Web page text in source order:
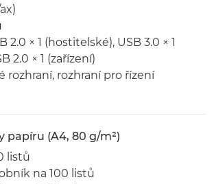
2.0 × 1 (hostitelské), USB 3.0 × 1
2.0 × 1 (zařízení)
rozhraní, rozhraní pro řízení
papíru (A4, 80 g/m²)
listů
na 100 listů